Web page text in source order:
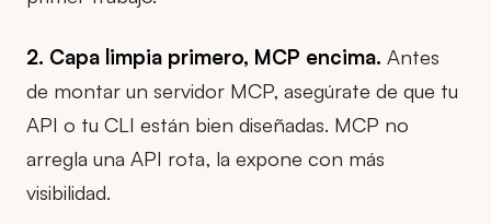
2. Capa limpia primero, MCP encima. Antes
de montar un servidor MCP, asegúrate de que tu
API o tu CLI están bien diseñadas. MCP no
arregla una API rota, la expone con más
visibilidad.